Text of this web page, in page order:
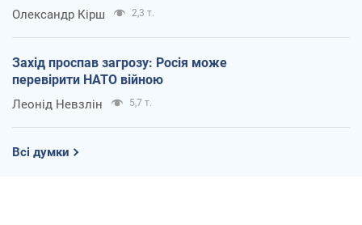
Олександр Кірш 2,3 т.
Захід проспав загрозу: Росія може
перевірити НАТО війною
Леонід Невзлін 5,7 т.
Всі думки